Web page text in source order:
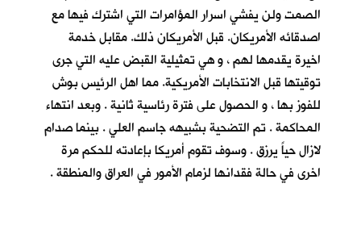
الصمت ولن يفشي اسرار المؤامرات التي اشترك فيها مع
اصدقائه الأمريكان. قبل الأمريكان ذلك. مقابل خدمة
اخيرة يقدمها لهم ، و هي تمثيلية القبض عليه التي جرى
توقيتها قبل الانتخابات الأمريكية. مما اهل الرئيس بوش
للفوز بها ، و الحصول على فترة رئاسية ثانية . وبعد انتهاء
المحاكمة . تم التضحية بشبيهه جاسم العلي . بينما صدام
لازال حياً يرزق . وسوف تقوم أمريكا بإعادته للحكم مرة
اخرى في حالة فقدانها لزمام الأمور في العراق والمنطقة .